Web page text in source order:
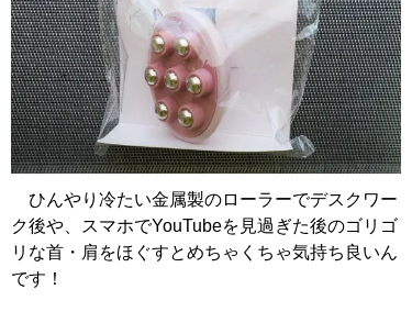
ひんやり冷たい金属製のローラーでデスクワー
ク後や、スマホでYouTubeを見過ぎた後のゴリゴ
リな首・肩をほぐすとめちゃくちゃ気持ち良いん
です！